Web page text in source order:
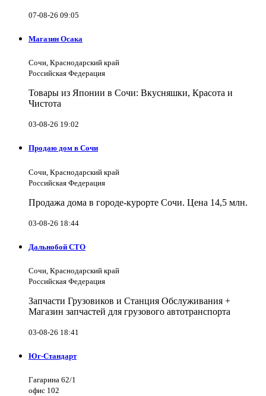
07-08-26 09:05
Магазин Осака
Сочи, Краснодарский край
Российская Федерация
Товары из Японии в Сочи: Вкусняшки, Красота и
Чистота
03-08-26 19:02
Продаю дом в Сочи
Сочи, Краснодарский край
Российская Федерация
Продажа дома в городе-курорте Сочи. Цена 14,5 млн.
03-08-26 18:44
Дальнобой СТО
Сочи, Краснодарский край
Российская Федерация
Запчасти Грузовиков и Станция Обслуживания +
Магазин запчастей для грузового автотранспорта
03-08-26 18:41
Юг-Стандарт
Гагарина 62/1
офис 102